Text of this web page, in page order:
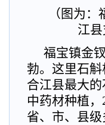
（图为
江
福宝镇金
勃。这里石
合江县最大
中药材种植
省、市、县